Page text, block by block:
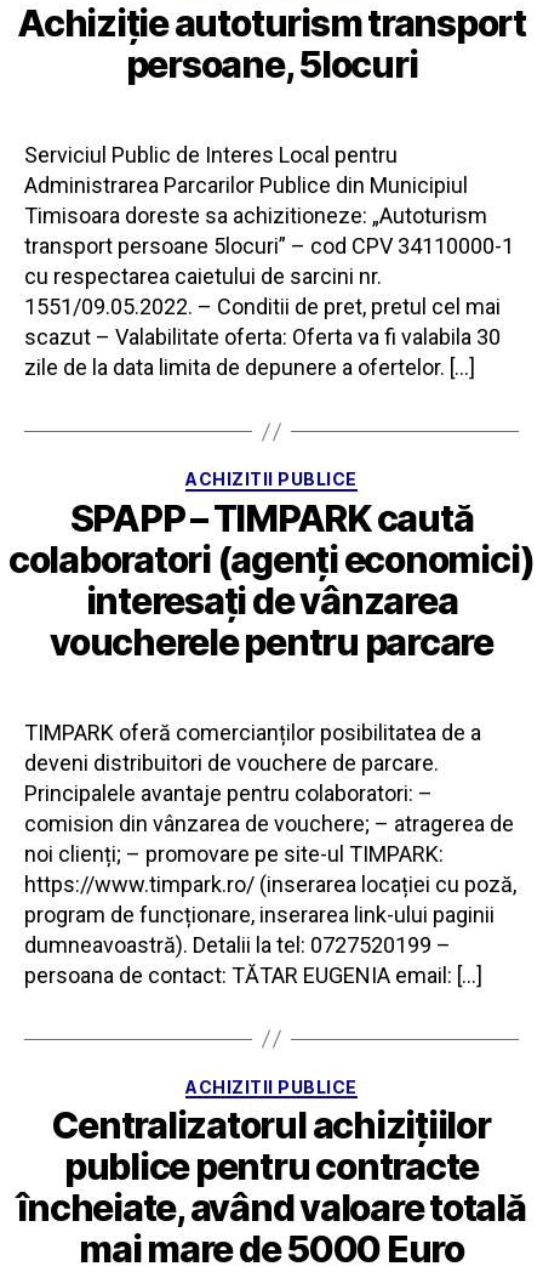
Achiziție autoturism transport
persoane, 5locuri
Serviciul Public de Interes Local pentru
Administrarea Parcarilor Publice din Municipiul
Timisoara doreste sa achizitioneze: „Autoturism
transport persoane 5locuri” – cod CPV 34110000-1
cu respectarea caietului de sarcini nr.
1551/09.05.2022. – Conditii de pret, pretul cel mai
scazut – Valabilitate oferta: Oferta va fi valabila 30
zile de la data limita de depunere a ofertelor. […]
Categorii
ACHIZITII PUBLICE
SPAPP – TIMPARK caută
colaboratori (agenți economici)
interesați de vânzarea
voucherele pentru parcare
TIMPARK oferă comercianților posibilitatea de a
deveni distribuitori de vouchere de parcare.
Principalele avantaje pentru colaboratori: –
comision din vânzarea de vouchere; – atragerea de
noi clienți; – promovare pe site-ul TIMPARK:
https://www.timpark.ro/ (inserarea locației cu poză,
program de funcționare, inserarea link-ului paginii
dumneavoastră). Detalii la tel: 0727520199 –
persoana de contact: TĂTAR EUGENIA email: […]
Categorii
ACHIZITII PUBLICE
Centralizatorul achizițiilor
publice pentru contracte
încheiate, având valoare totală
mai mare de 5000 Euro